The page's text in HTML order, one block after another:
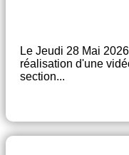
Le Jeudi 28 Mai
réalisation d'une
section...